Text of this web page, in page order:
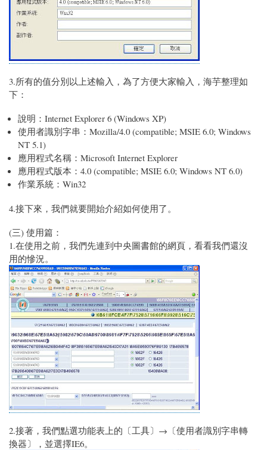
3.所有的值分別以上述輸入，為了方便大家輸入，海芋整理如
下：
說明：Internet Explorer 6 (Windows XP)
使用者識別字串：Mozilla/4.0 (compatible; MSIE 6.0; Windows
NT 5.1)
應用程式名稱：Microsoft Internet Explorer
應用程式版本：4.0 (compatible; MSIE 6.0; Windows NT 6.0)
作業系統：Win32
4.接下來，我們就要開始介紹如何使用了。
(三) 使用篇：
1.在使用之前，我們先連到中央圖書館的網頁，看看我們還沒
用的慘況。
2.接著，我們點選功能表上的〔工具〕→〔使用者識別字串轉
換器〕，並選擇IE6。